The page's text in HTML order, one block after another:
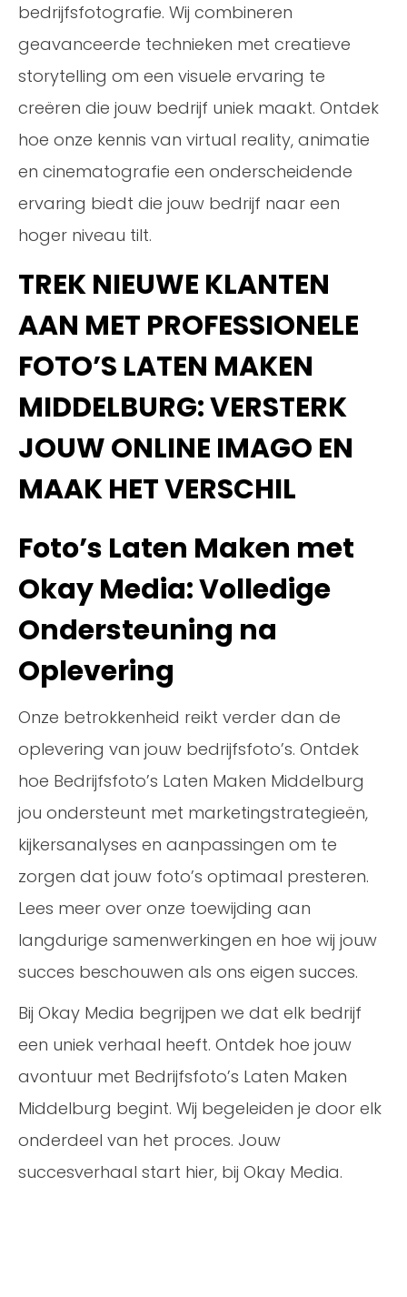
bedrijfsfotografie. Wij combineren
geavanceerde technieken met creatieve
storytelling om een visuele ervaring te
creëren die jouw bedrijf uniek maakt. Ontdek
hoe onze kennis van virtual reality, animatie
en cinematografie een onderscheidende
ervaring biedt die jouw bedrijf naar een
hoger niveau tilt.
TREK NIEUWE KLANTEN
AAN MET PROFESSIONELE
FOTO’S LATEN MAKEN
MIDDELBURG: VERSTERK
JOUW ONLINE IMAGO EN
MAAK HET VERSCHIL
Foto’s Laten Maken met
Okay Media: Volledige
Ondersteuning na
Oplevering
Onze betrokkenheid reikt verder dan de
oplevering van jouw bedrijfsfoto’s. Ontdek
hoe Bedrijfsfoto’s Laten Maken Middelburg
jou ondersteunt met marketingstrategieën,
kijkersanalyses en aanpassingen om te
zorgen dat jouw foto’s optimaal presteren.
Lees meer over onze toewijding aan
langdurige samenwerkingen en hoe wij jouw
succes beschouwen als ons eigen succes.
Bij Okay Media begrijpen we dat elk bedrijf
een uniek verhaal heeft. Ontdek hoe jouw
avontuur met Bedrijfsfoto’s Laten Maken
Middelburg begint. Wij begeleiden je door elk
onderdeel van het proces. Jouw
succesverhaal start hier, bij Okay Media.